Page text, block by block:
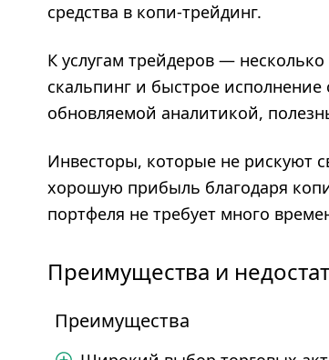
средства в копи-трейдинг.
К услугам трейдеров —
скальпинг и быстрое
обновляемой аналитикой,
Инвесторы, которые не рискуют
хорошую прибыль благодаря
портфеля не требует много
Преимущества и
Преимущества